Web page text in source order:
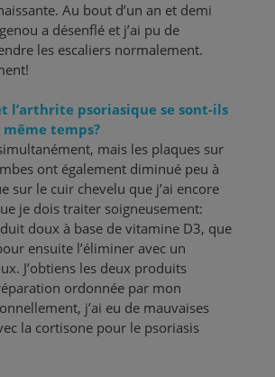
Au bout d’un an et demi
a désenflé et j’ai pu de
les escaliers normalement.
l’arthrite psoriasique se sont-ils
temps?
mais les plaques sur
ont également diminué peu à
sur le cuir chevelu que j’ai encore
je dois traiter soigneusement:
doux à base de vitamine D3, que
ensuite l’éliminer avec un
J’obtiens les deux produits
ordonnée par mon
j’ai eu de mauvaises
la cortisone pour le psoriasis